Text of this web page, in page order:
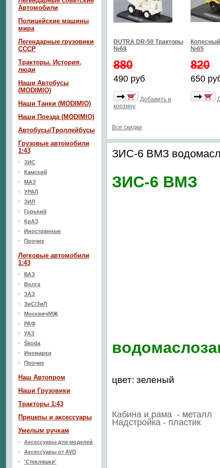
DUTRA DR-50 Тракторы
№68
880
490 руб
Добавить в
корзину
№65
820
650
Все скидки
ЗИС-6 ВМЗ
ЗИС-6 ВМЗ
цвет: зеленый
Кабина и рама - металл
Надстройка - пластик
Автомобили
Полицейские машины
мира
Легендарные грузовики
СССР
Тракторы. История,
люди
Наши Автобусы
(MODIMIO)
Наши Танки (MODIMIO)
Наши Поезда (MODIMIO)
Автобусы/Троллейбусы
Грузовые автомобили
1:43
ЗИС
Камский
МАЗ
УРАЛ
ЗИЛ
Горький
КрАЗ
Иностранные
Прочие
Легковые автомобили
1:43
ВАЗ
Волга
ЗАЗ
ЗиС/ЗиЛ
Москвич/ИЖ
РАФ
УАЗ
Škoda
Иномарки
Прочие
Наш Aвтопром
Наши Грузовики
Тракторы 1:43
Прицепы и аксессуары
Умелым ручкам
Аксессуары для моделей
Аксессуары от AVD
'Стекляшки'